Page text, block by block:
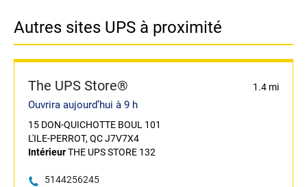
Autres sites UPS à proximité
The UPS Store® 1.4 mi
Ouvrira aujourd’hui à 9 h
15 DON-QUICHOTTE BOUL 101
L'ILE-PERROT, QC J7V7X4
IntérieurTHE UPS STORE 132
5144256245